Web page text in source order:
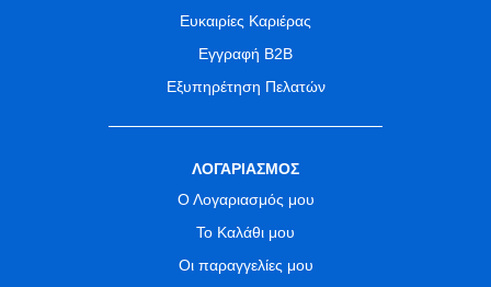
Ευκαιρίες Καριέρας
Εγγραφή B2B
Εξυπηρέτηση Πελατών
ΛΟΓΑΡΙΑΣΜΟΣ
Ο Λογαριασμός μου
Το Καλάθι μου
Οι παραγγελίες μου